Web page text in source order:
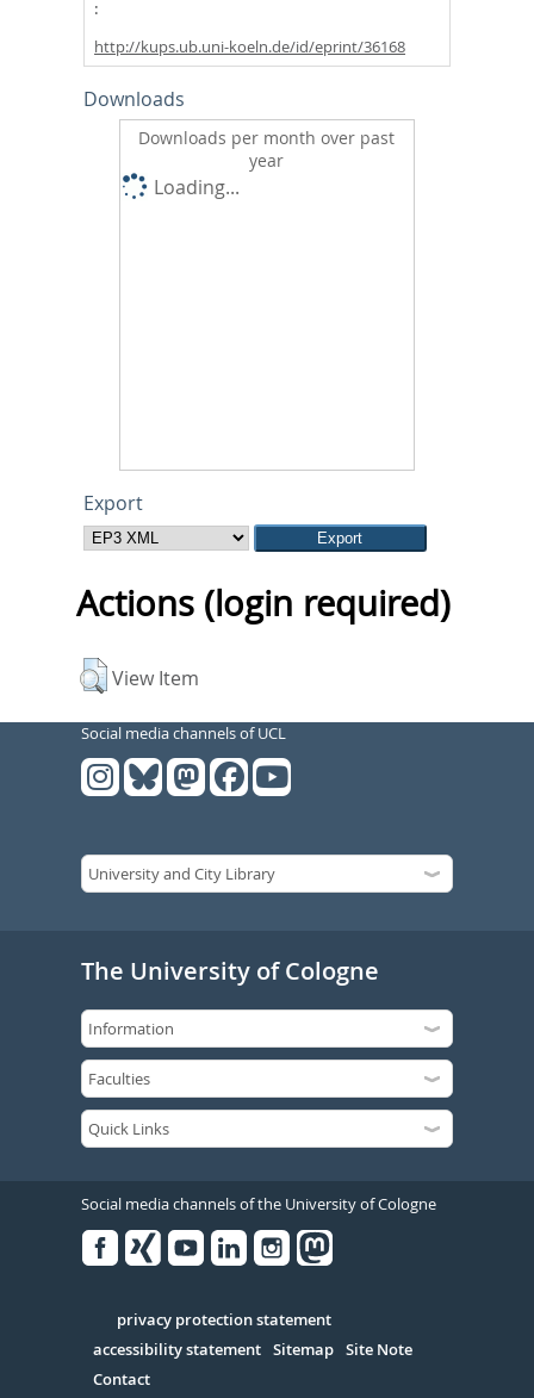
http://kups.ub.uni-koeln.de/id/eprint/36168
Downloads
Downloads per month over past
year
Loading...
Export
Actions (login required)
View Item
Social media channels of UCL
The University of Cologne
Social media channels of the University of Cologne
Serivce
privacy protection statement
accessibility statement Sitemap Site Note
Contact